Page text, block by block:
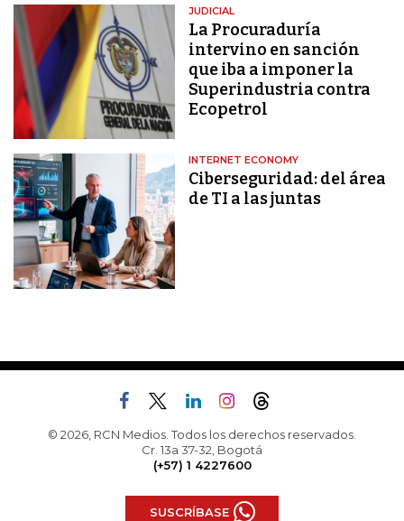
JUDICIAL
La Procuraduría
intervino en sanción
que iba a imponer la
Superindustria contra
Ecopetrol
INTERNET ECONOMY
Ciberseguridad: del área
de TI a las juntas
© 2026, RCN Medios. Todos los derechos reservados.
Cr. 13a 37-32, Bogotá
(+57) 1 4227600
SUSCRÍBASE